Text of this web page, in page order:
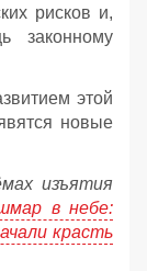
рисков и,
законному
этой
новые
изъятия
в небе:
красть